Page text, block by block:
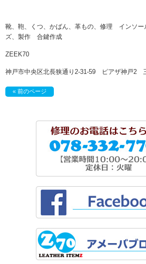
靴、鞄、くつ、かばん、革もの、修理 インソー
ズ、製作 合鍵作成
ZEEK70
神戸市中央区北長狭通り2-31-59 ピアザ神戸2
« 前のページ